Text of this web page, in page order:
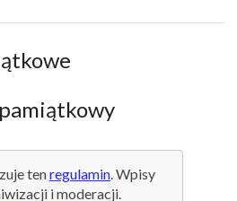
tenregulamin. Wpisy
i moderacji.